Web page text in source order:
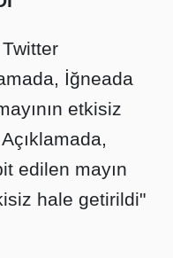
İğneada
etkisiz
edilen mayın
hale getirildi"